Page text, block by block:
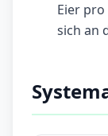
Eier
sich an